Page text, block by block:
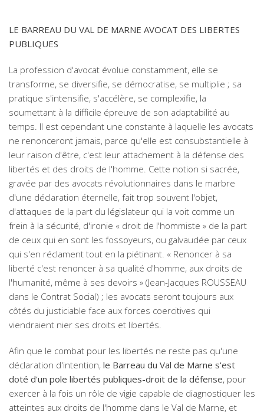
LE BARREAU DU VAL DE MARNE AVOCAT DES LIBERTES
PUBLIQUES
La profession d'avocat évolue constamment, elle se
transforme, se diversifie, se démocratise, se multiplie ; sa
pratique s'intensifie, s'accélère, se complexifie, la
soumettant à la difficile épreuve de son adaptabilité au
temps. Il est cependant une constante à laquelle les avocats
ne renonceront jamais, parce qu'elle est consubstantielle à
leur raison d'être, c'est leur attachement à la défense des
libertés et des droits de l'homme. Cette notion si sacrée,
gravée par des avocats révolutionnaires dans le marbre
d'une déclaration éternelle, fait trop souvent l'objet,
d'attaques de la part du législateur qui la voit comme un
frein à la sécurité, d'ironie « droit de l'hommiste » de la part
de ceux qui en sont les fossoyeurs, ou galvaudée par ceux
qui s'en réclament tout en la piétinant. « Renoncer à sa
liberté c'est renoncer à sa qualité d'homme, aux droits de
l'humanité, même à ses devoirs » (Jean-Jacques ROUSSEAU
dans le Contrat Social) ; les avocats seront toujours aux
côtés du justiciable face aux forces coercitives qui
viendraient nier ses droits et libertés.
Afin que le combat pour les libertés ne reste pas qu'une
déclaration d'intention, le Barreau du Val de Marne s'est
doté d'un pole libertés publiques-droit de la défense, pour
exercer à la fois un rôle de vigie capable de diagnostiquer les
atteintes aux droits de l'homme dans le Val de Marne, et